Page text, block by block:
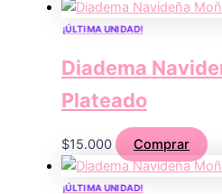
¡ÚLTIMA UNIDAD!
Diadema
Plateado
$15.000 Comprar
¡ÚLTIMA UNIDAD!